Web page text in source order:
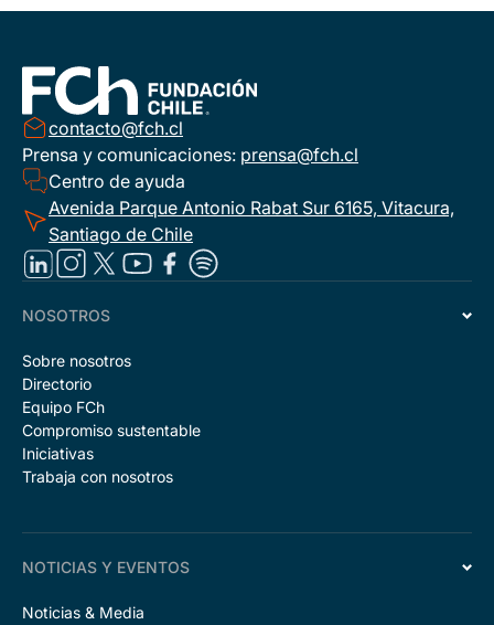
contacto@fch.cl
Prensa y comunicaciones: prensa@fch.cl
Centro de ayuda
Avenida Parque Antonio Rabat Sur 6165, Vitacura,
Santiago de Chile
NOSOTROS
Sobre nosotros
Directorio
Equipo FCh
Compromiso sustentable
Iniciativas
Trabaja con nosotros
NOTICIAS Y EVENTOS
Noticias & Media